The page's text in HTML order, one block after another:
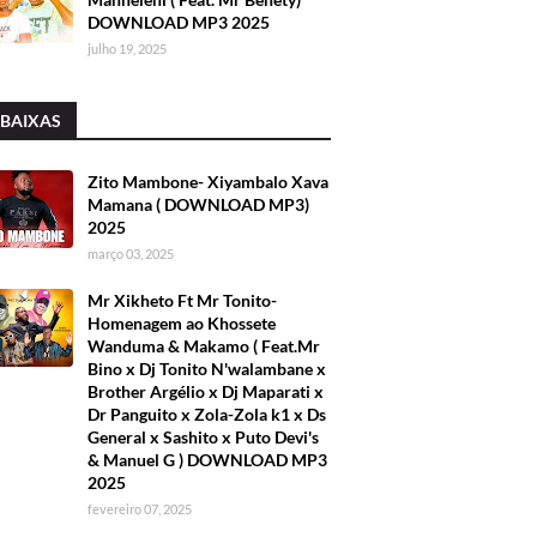
DOWNLOAD MP3 2025
julho 19, 2025
Zito Mambone- Xiyambalo Xava
Mamana ( DOWNLOAD MP3)
2025
março 03, 2025
Mr Xikheto Ft Mr Tonito-
Homenagem ao Khossete
Wanduma & Makamo ( Feat.Mr
Bino x Dj Tonito N'walambane x
Brother Argélio x Dj Maparati x
Dr Panguito x Zola-Zola k1 x Ds
General x Sashito x Puto Devi's
& Manuel G ) DOWNLOAD MP3
2025
fevereiro 07, 2025